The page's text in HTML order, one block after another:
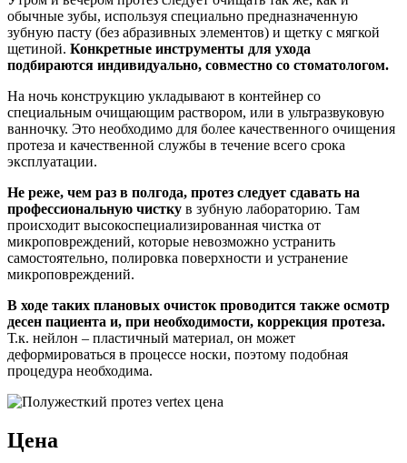
обычные зубы, используя специально предназначенную
зубную пасту (без абразивных элементов) и щетку с мягкой
щетиной. Конкретные инструменты для ухода
подбираются индивидуально, совместно со стоматологом.
На ночь конструкцию укладывают в контейнер со
специальным очищающим раствором, или в ультразвуковую
ванночку. Это необходимо для более качественного очищения
протеза и качественной службы в течение всего срока
эксплуатации.
Не реже, чем раз в полгода, протез следует сдавать на
профессиональную чистку в зубную лабораторию. Там
происходит высокоспециализированная чистка от
микроповреждений, которые невозможно устранить
самостоятельно, полировка поверхности и устранение
микроповреждений.
В ходе таких плановых очисток проводится также осмотр
десен пациента и, при необходимости, коррекция протеза.
Т.к. нейлон – пластичный материал, он может
деформироваться в процессе носки, поэтому подобная
процедура необходима.
Цена